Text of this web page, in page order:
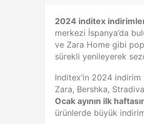
2024 inditex
merkezi İspanya’da
ve Zara Home gibi
sürekli yenileyerek
Inditex’in 2024
Zara, Bershka,
Ocak ayının ilk
ürünlerde büyük